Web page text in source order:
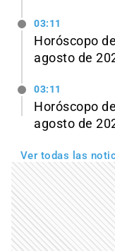
03:11
Horóscopo
agosto de
03:11
Horóscopo
agosto de
Ver todas las